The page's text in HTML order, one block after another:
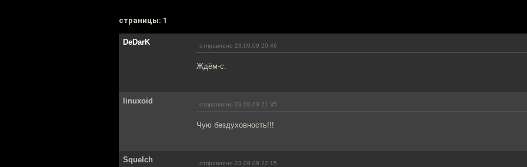
cтраницы: 1
DeDarK отправлено 23.09.09 20:46
Ждём-с.
linuxoid отправлено 23.09.09 21:35
Чую бездуховность!!!
Squelch отправлено 23.09.09 22:15